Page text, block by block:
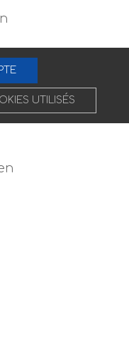
UTILISÉS